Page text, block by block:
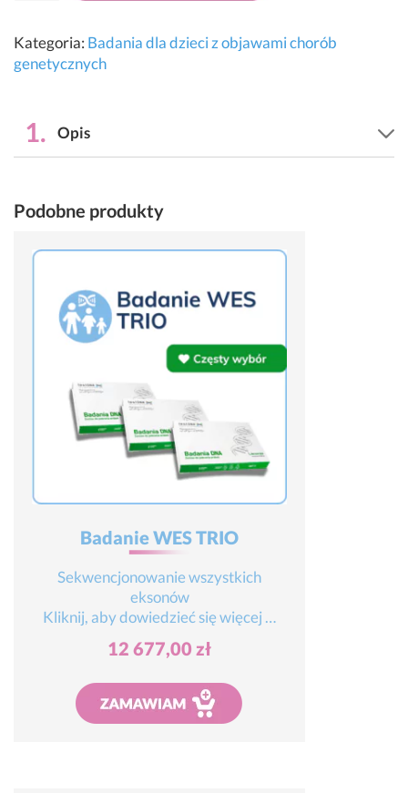
+
FARMAKOGENETYKA
eksonów
i
Kliknij,
dowiedzieć
Kategoria:Badania dla dzieci z objawami chorób
genetycznych
Opis
Podobne produkty
Badanie WES TRIO
Sekwencjonowanie wszystkich
eksonów
Kliknij, aby dowiedzieć się więcej …
12 677,00 zł
Dodaj do koszyka